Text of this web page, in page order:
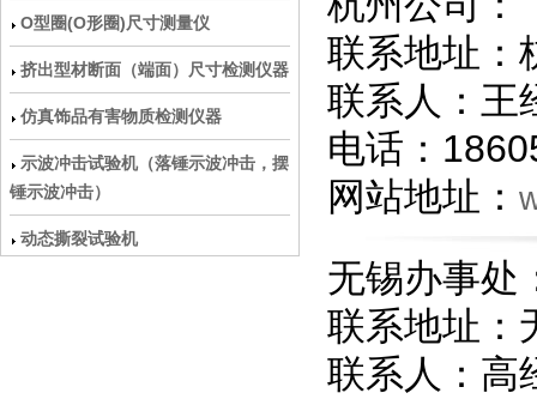
O型圈(O形圈)尺寸测量仪
挤出型材断面（端面）尺寸检测仪器
仿真饰品有害物质检测仪器
示波冲击试验机（落锤示波冲击，摆
锤示波冲击）
动态撕裂试验机
联系地址：
联系人：王
电话：
网站地址：
无锡办事处
联系地址：
联系人：高